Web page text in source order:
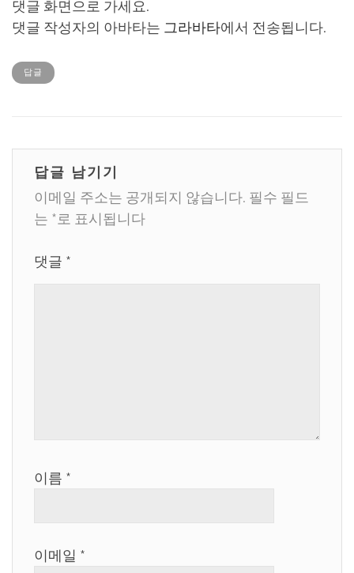
댓글 화면으로 가세요.
댓글 작성자의 아바타는 그라바타에서 전송됩니다.
답글
답글 남기기
이메일 주소는 공개되지 않습니다. 필수 필드
는 *로 표시됩니다
댓글 *
이름 *
이메일 *